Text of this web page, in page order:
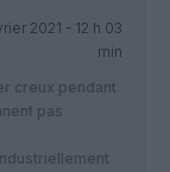
2021 - 12 h 03
min
creux pendant
pas